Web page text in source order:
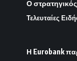
Ο
Τελευταίες
Η Eurobank